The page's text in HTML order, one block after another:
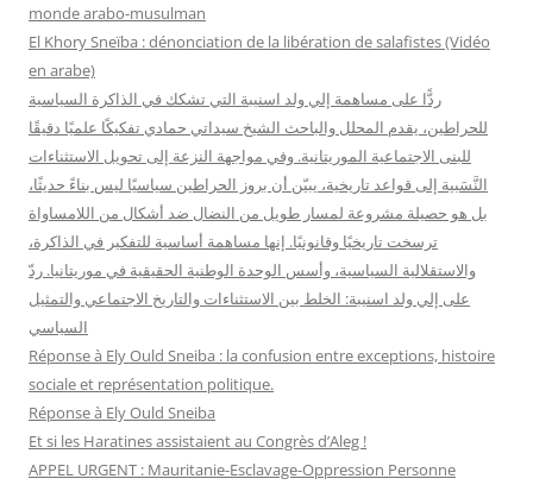
r
monde arabo-musulman
El Khory Sneïba : dénonciation de la libération de salafistes (Vidéo
en arabe)
ردًّا على مساهمة إلي ولد اسنيبة التي تشكك في الذاكرة السياسية
للحراطين، يقدم المحلل والباحث الشيخ سيداتي حمادي تفكيكًا علميًا دقيقًا
للبنى الاجتماعية الموريتانية. وفي مواجهة النزعة إلى تحويل الاستثناءات
النَّسَبية إلى قواعد تاريخية، يبيّن أن بروز الحراطين سياسيًا ليس بناءً حديثًا،
بل هو حصيلة مشروعة لمسار طويل من النضال ضد أشكال من اللامساواة
ترسخت تاريخيًا وقانونيًا. إنها مساهمة أساسية للتفكير في الذاكرة،
والاستقلالية السياسية، وأسس الوحدة الوطنية الحقيقية في موريتانيا. ردّ
على إلي ولد اسنيبة: الخلط بين الاستثناءات والتاريخ الاجتماعي والتمثيل
السياسي
Réponse à Ely Ould Sneiba : la confusion entre exceptions, histoire
sociale et représentation politique.
Réponse à Ely Ould Sneiba
Et si les Haratines assistaient au Congrès d’Aleg !
APPEL URGENT : Mauritanie-Esclavage-Oppression Personne